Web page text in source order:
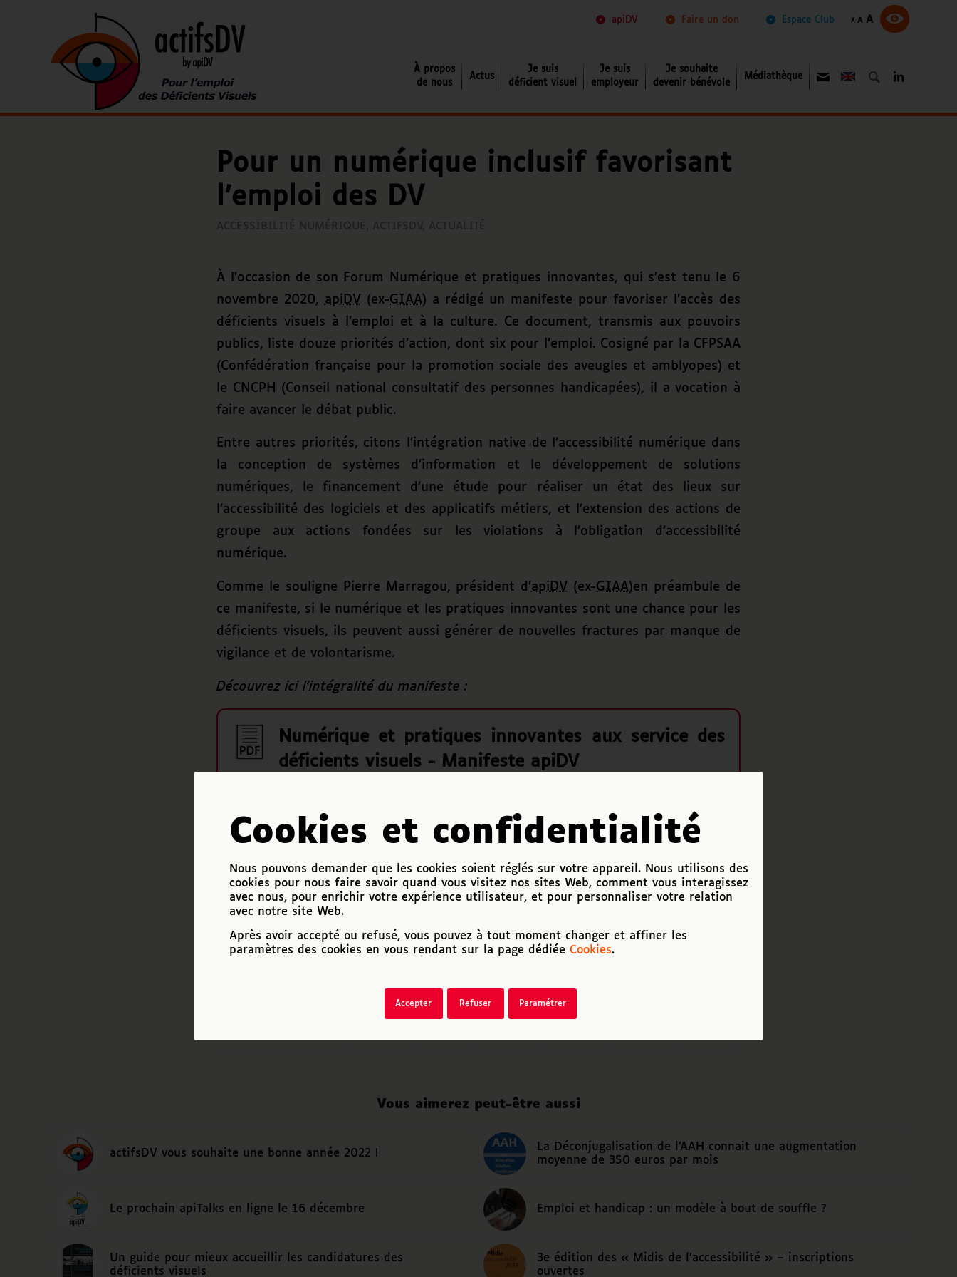
Cookies et confidentialité
Nous pouvons demander que les cookies soient réglés sur votre appareil. Nous utilisons des
cookies pour nous faire savoir quand vous visitez nos sites Web, comment vous interagissez
avec nous, pour enrichir votre expérience utilisateur, et pour personnaliser votre relation
avec notre site Web.
Après avoir accepté ou refusé, vous pouvez à tout moment changer et affiner les
paramètres des cookies en vous rendant sur la page dédiée Cookies.
Accepter Refuser Paramétrer
apiDV Faire un don Espace Club A Diminuer
A Réinitialiser
AAugmenter
la
taille
À propos
de nous
Actus
Je suis déficient visuel
Je suis
déficient visuel
Je suis
employeur
Je souhaite
devenir bénévole
Médiathèque About
Pour un numérique inclusif favorisant
l’emploi des DV
À l’occasion de son Forum Numérique et pratiques innovantes, qui s’est tenu le 6
novembre 2020, apiDV (ex-GIAA) a rédigé un manifeste pour favoriser l’accès des
déficients visuels à l’emploi et à la culture. Ce document, transmis aux pouvoirs
publics, liste douze priorités d’action, dont six pour l’emploi. Cosigné par la CFPSAA
(Confédération française pour la promotion sociale des aveugles et amblyopes) et
le CNCPH (Conseil national consultatif des personnes handicapées), il a vocation à
faire avancer le débat public.
Entre autres priorités, citons l’intégration native de l’accessibilité numérique dans
la conception de systèmes d’information et le développement de solutions
numériques, le financement d’une étude pour réaliser un état des lieux sur
l’accessibilité des logiciels et des applicatifs métiers, et l’extension des actions de
groupe aux actions fondées sur les violations à l’obligation d’accessibilité
numérique.
Comme le souligne Pierre Marragou, président d’apiDV (ex-GIAA)en préambule de
ce manifeste, si le numérique et les pratiques innovantes sont une chance pour les
déficients visuels, ils peuvent aussi générer de nouvelles fractures par manque de
vigilance et de volontarisme.
Découvrez ici l’intégralité du manifeste :
Numérique et pratiques innovantes aux service des
déficients visuels - Manifeste apiDV
16 novembre 2020
Voir / Écouter le document
Télécharger
17 DÉCEMBRE 2020
Vous aimerez peut-être aussi
actifsDV vous souhaite une bonne année 2022 !
La Déconjugalisation de l’AAH connait une augmentation
moyenne de 350 euros par mois
Le prochain apiTalks en ligne le 16 décembre Emploi et handicap : un modèle à bout de souffle ?
Un guide pour mieux accueillir les candidatures des
déficients visuels
3e édition des « Midis de l’accessibilité » – inscriptions
ouvertes